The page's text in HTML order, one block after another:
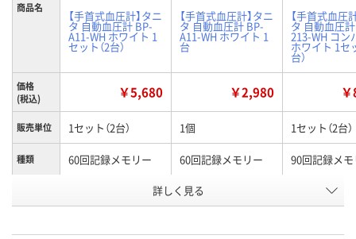
商品名
【手首式血圧計】タニ
タ 自動血圧計 BP-
A11-WH ホワイト 1
セット（2台）
【手首式血圧計】タニ
タ 自動血圧計 BP-
A11-WH ホワイト 1
台
【手首式血圧
タ 自動血圧
213-WH コン
ホワイト 1セ
台）
価格
(税込)
￥5,680 ￥2,980
販売単位 1セット（2台） 1個 1セット（2台）
種類 60回記録メモリー 60回記録メモリー 90回記録メ
KR46492 APR4870
詳しく見る